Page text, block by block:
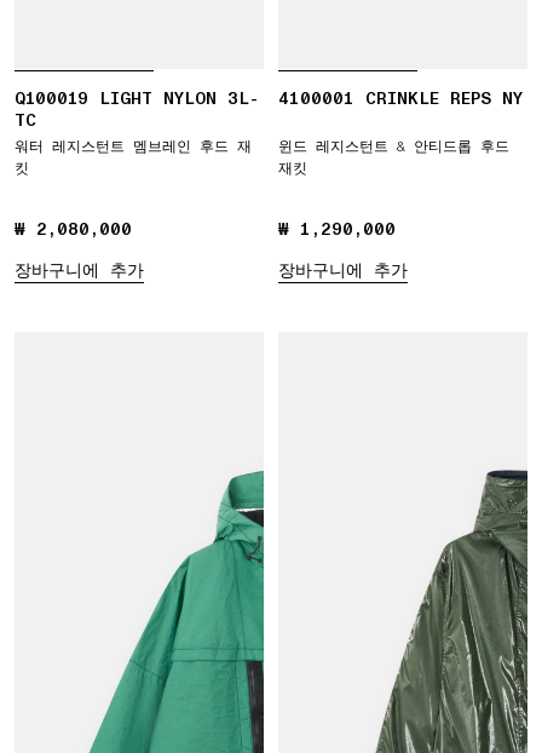
Q100019 LIGHT NYLON 3L-
TC
워터 레지스턴트 멤브레인 후드 재
킷
₩ 2,080,000
₩ 2,080,000
장바구니에 추가
4100001 CRINKLE REPS NY
윈드 레지스턴트 & 안티드롭 후드
재킷
₩ 1,290,000
₩ 1,290,000
장바구니에 추가